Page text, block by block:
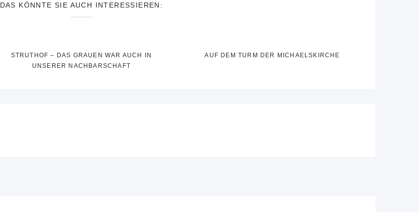
DAS KÖNNTE SIE AUCH INTERESSIEREN:
STRUTHOF – DAS GRAUEN WAR AUCH IN
UNSERER NACHBARSCHAFT
AUF DEM TURM DER MICHAELSKIRCHE